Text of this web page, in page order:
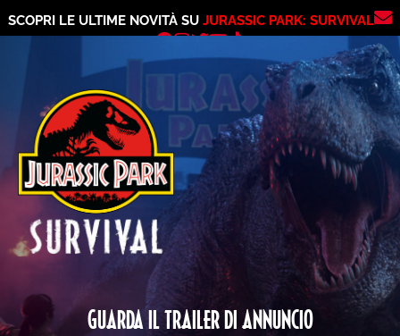
SCOPRI LE ULTIME NOVITÀ SU JURASSIC PARK: SURVIVAL
GUARDA IL TRAILER DI ANNUNCIO